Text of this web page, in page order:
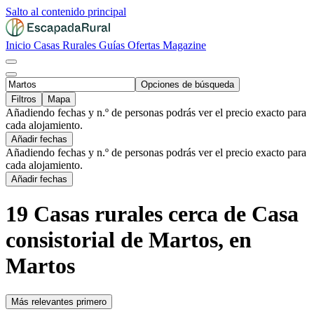
Salto al contenido principal
Inicio Casas Rurales Guías Ofertas Magazine
Opciones de búsqueda
Filtros
Mapa
Añadiendo fechas y n.º de personas podrás ver el precio exacto para
cada alojamiento.
Añadir fechas
Añadiendo fechas y n.º de personas podrás ver el precio exacto para
cada alojamiento.
Añadir fechas
19 Casas rurales cerca de Casa
consistorial de Martos, en
Martos
Más relevantes primero